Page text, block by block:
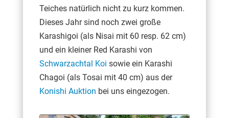
Teiches natürlich nicht zu kurz kommen.
Dieses Jahr sind noch zwei große
Karashigoi (als Nisai mit 60 resp. 62 cm)
und ein kleiner Red Karashi von
Schwarzachtal Koi sowie ein Karashi
Chagoi (als Tosai mit 40 cm) aus der
Konishi Auktion bei uns eingezogen.